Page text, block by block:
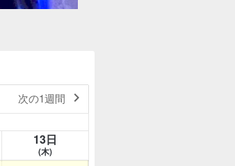
次の1週間 
13日
(木)